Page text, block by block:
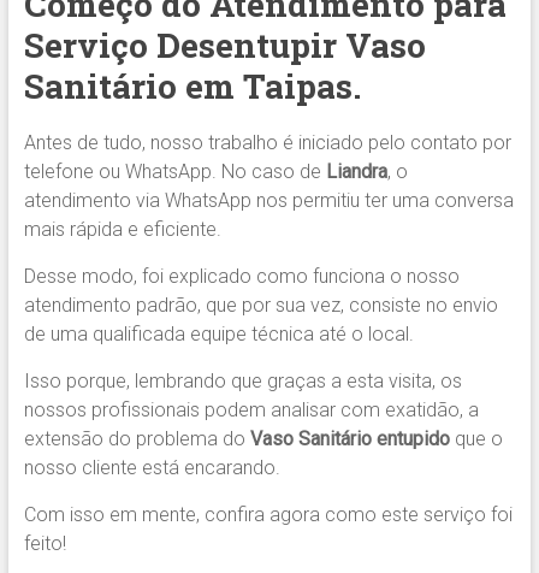
Serviço Desentupir Vaso
Sanitário em Taipas.
Antes de tudo, nosso trabalho é iniciado pelo contato por
telefone ou WhatsApp. No caso de Liandra, o
atendimento via WhatsApp nos permitiu ter uma conversa
mais rápida e eficiente.
Desse modo, foi explicado como funciona o nosso
atendimento padrão, que por sua vez, consiste no envio
de uma qualificada equipe técnica até o local.
Isso porque, lembrando que graças a esta visita, os
nossos profissionais podem analisar com exatidão, a
extensão do problema do Vaso Sanitário entupido que o
nosso cliente está encarando.
Com isso em mente, confira agora como este serviço foi
feito!